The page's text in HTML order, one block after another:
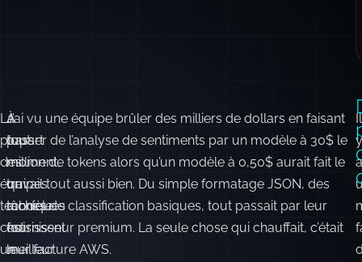
La
plupart
des
équipes
techniques
choisissent
un
À
tout
moment,
un
modèle
est
meilleur
J’ai vu une équipe brûler des milliers de dollars en faisant
passer de l’analyse de sentiments par un modèle à 30$ le
million de tokens alors qu’un modèle à 0,50$ aurait fait le
travail tout aussi bien. Du simple formatage JSON, des
tâches de classification basiques, tout passait par leur
fournisseur premium. La seule chose qui chauffait, c’était
leur facture AWS.
Il
y
a